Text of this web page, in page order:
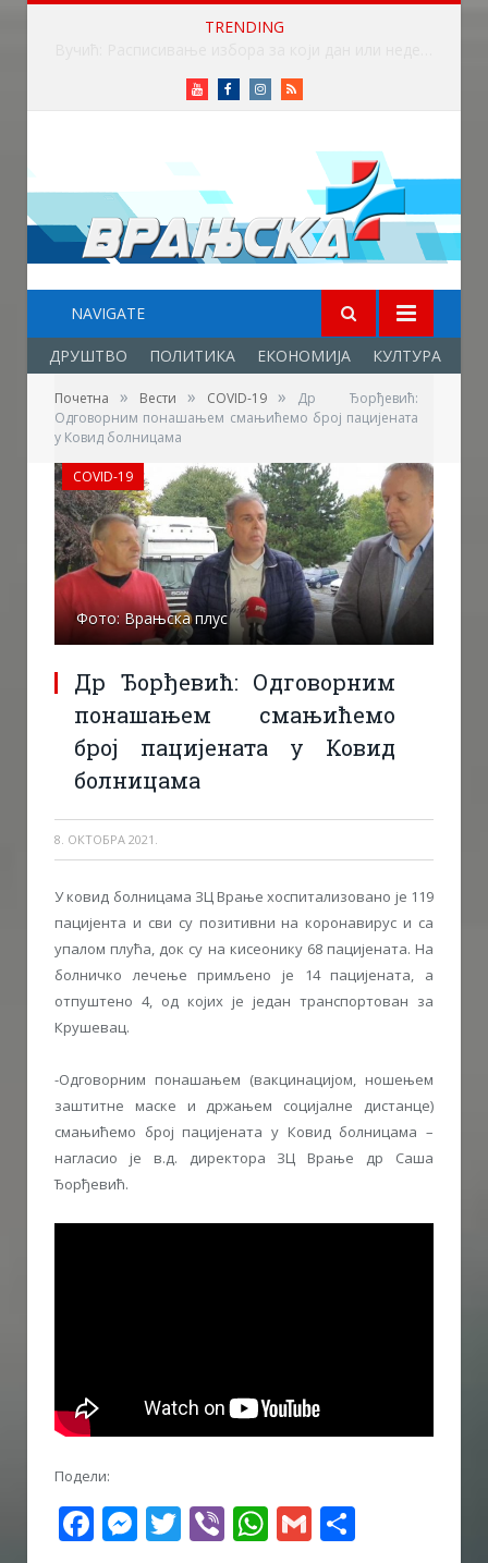
TRENDING
YoutubeFacebookInstagram
RSS
NAVIGATE
ДРУШТВО ПОЛИТИКА ЕКОНОМИЈА КУЛТУРА
Почетна » Вести » COVID-19 »
Др Ђорђевић:
Одговорним понашањем смањићемо број пацијената
у Ковид болницама
Фото: Врањска плус
Др Ђорђевић: Одговорним
понашањем смањићемо
број пацијената у Ковид
болницама
8. ОКТОБРА 2021.
COVID-19
У ковид болницама ЗЦ Врање хоспитализовано је 119
пацијента и сви су позитивни на коронавирус и са
упалом плућа, док су на кисеонику 68 пацијената. На
болничко лечење примљено је 14 пацијената, а
отпуштено 4, од којих је један транспортован за
Крушевац.
-Одговорним понашањем (вакцинацијом, ношењем
заштитне маске и држањем социјалне дистанце)
смањићемо број пацијената у Ковид болницама –
нагласио је в.д. директора ЗЦ Врање др Саша
Ђорђевић.
Подели:
Facebook
Messenger
Twitter
ViberWhatsApp
Gmail